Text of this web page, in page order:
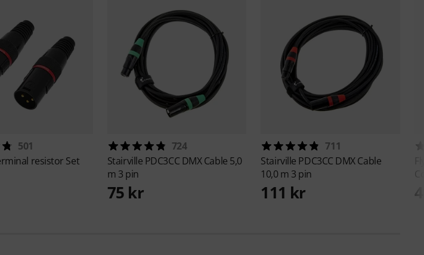
501
resistor Set
724
Stairville PDC3CC DMX Cable 5,0
m 3 pin
75 kr
711
Stairville PDC3CC DMX Cable
10,0 m 3 pin
111 kr